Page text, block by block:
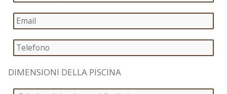
DIMENSIONI DELLA PISCINA